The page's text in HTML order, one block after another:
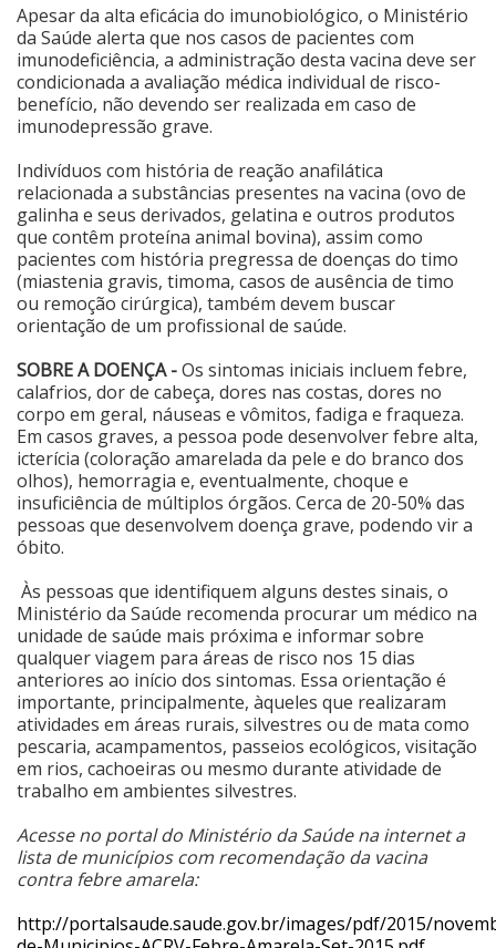
Apesar da alta eficácia do imunobiológico, o Ministério
da Saúde alerta que nos casos de pacientes com
imunodeficiência, a administração desta vacina deve ser
condicionada a avaliação médica individual de risco-
benefício, não devendo ser realizada em caso de
imunodepressão grave.
Indivíduos com história de reação anafilática
relacionada a substâncias presentes na vacina (ovo de
galinha e seus derivados, gelatina e outros produtos
que contêm proteína animal bovina), assim como
pacientes com história pregressa de doenças do timo
(miastenia gravis, timoma, casos de ausência de timo
ou remoção cirúrgica), também devem buscar
orientação de um profissional de saúde.
SOBRE A DOENÇA -Os sintomas iniciais incluem febre,
calafrios, dor de cabeça, dores nas costas, dores no
corpo em geral, náuseas e vômitos, fadiga e fraqueza.
Em casos graves, a pessoa pode desenvolver febre alta,
icterícia (coloração amarelada da pele e do branco dos
olhos), hemorragia e, eventualmente, choque e
insuficiência de múltiplos órgãos. Cerca de 20-50% das
pessoas que desenvolvem doença grave, podendo vir a
óbito.
Às pessoas que identifiquem alguns destes sinais, o
Ministério da Saúde recomenda procurar um médico na
unidade de saúde mais próxima e informar sobre
qualquer viagem para áreas de risco nos 15 dias
anteriores ao início dos sintomas. Essa orientação é
importante, principalmente, àqueles que realizaram
atividades em áreas rurais, silvestres ou de mata como
pescaria, acampamentos, passeios ecológicos, visitação
em rios, cachoeiras ou mesmo durante atividade de
trabalho em ambientes silvestres.
Acesse no portal do Ministério da Saúde na internet a
lista de municípios com recomendação da vacina
contra febre amarela:
http://portalsaude.saude.gov.br/images/pdf/2015/